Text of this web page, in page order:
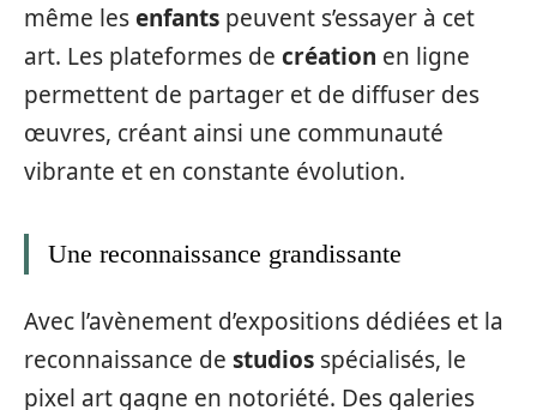
même lesenfants peuvent s’essayer à cet
art. Les plateformes de création en ligne
permettent de partager et de diffuser des
œuvres, créant ainsi une communauté
vibrante et en constante évolution.
Une reconnaissance grandissante
Avec l’avènement d’expositions dédiées et la
reconnaissance de studios spécialisés, le
pixel art gagne en notoriété. Des galeries